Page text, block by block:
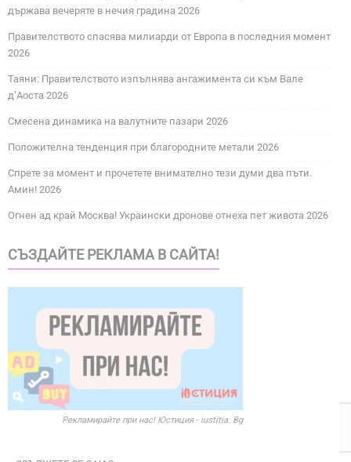
държава вечеряте в нечия градина 2026
Правителството спасява милиарди от Европа в последния момент
2026
Таяни: Правителството изпълнява ангажимента си към Вале
д’Аоста 2026
Смесена динамика на валутните пазари 2026
Положителна тенденция при благородните метали 2026
Спрете за момент и прочетете внимателно тези думи два пъти.
Амин! 2026
Огнен ад край Москва! Украински дронове отнеха пет живота 2026
СЪЗДАЙТЕ РЕКЛАМА В САЙТА!
Рекламирайте при нас! Юстиция - iustitia. Bg